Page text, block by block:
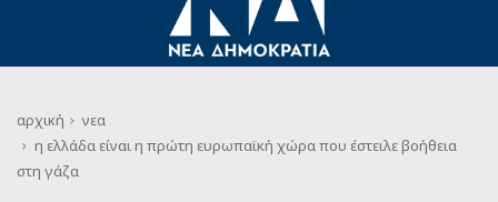
αρχική
νεα
η ελλάδα είναι η πρώτη ευρωπαϊκή χώρα που έστειλε βοήθεια
στη γάζα